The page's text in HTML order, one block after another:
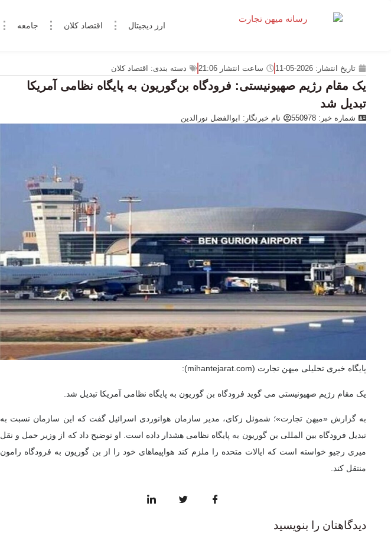
ارز دیجیتال اقتصاد کلان جامعه
تاریخ انتشار: 2026-05-11 ساعت انتشار 21:06 دسته بندی: اقتصاد کلان
یک مقام رژیم صهیونیستی: فرودگاه بن‌گوریون به پایگاه نظامی آمریکا
تبدیل شد
شماره خبر: 550978 نام خبرنگار: ابوالفضل نورالدین
پایگاه خبری تحلیلی میهن تجارت (mihantejarat.com):
یک مقام رژیم صهیونیستی می گوید فرودگاه بن گوریون به پایگاه نظامی آمریکا تبدیل شد.
به گزارش «میهن تجارت»؛ شموئل زکای، مدیر سازمان هوانوردی اسرائیل گفت که این سازمان نسبت به
تبدیل فرودگاه بین المللی بن گوریون به پایگاه نظامی هشدار داده است. او توضیح داد که از وزیر حمل و نقل
میری رجیو خواسته است که ایالات متحده را ملزم کند هواپیماهای خود را از بن گوریون به فرودگاه رامون
منتقل کند.
دیدگاهتان را بنویسید